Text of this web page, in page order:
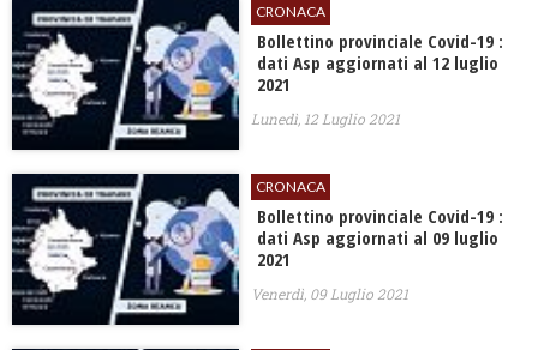
CRONACA
Bollettino provinciale Covid-19 :
dati Asp aggiornati al 12 luglio
2021
Lunedì, 12 Luglio 2021
CRONACA
Bollettino provinciale Covid-19 :
dati Asp aggiornati al 09 luglio
2021
Venerdì, 09 Luglio 2021